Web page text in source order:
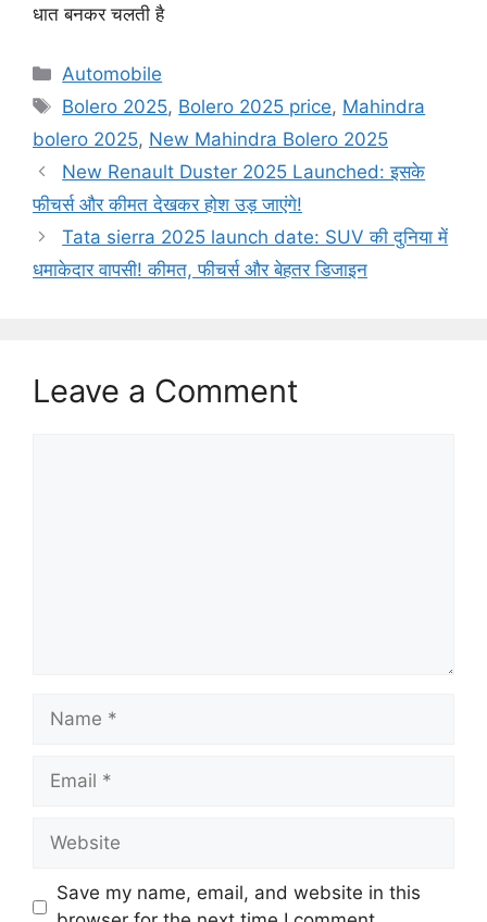
धात बनकर चलती है
Categories
Automobile
Tags
Bolero 2025, Bolero 2025 price, Mahindra
bolero 2025, New Mahindra Bolero 2025
New Renault Duster 2025 Launched: इसके
फीचर्स और कीमत देखकर होश उड़ जाएंगे!
Tata sierra 2025 launch date: SUV की दुनिया में
धमाकेदार वापसी! कीमत, फीचर्स और बेहतर डिजाइन
Leave a Comment
Name
Email
Website
Save my name, email, and website in this